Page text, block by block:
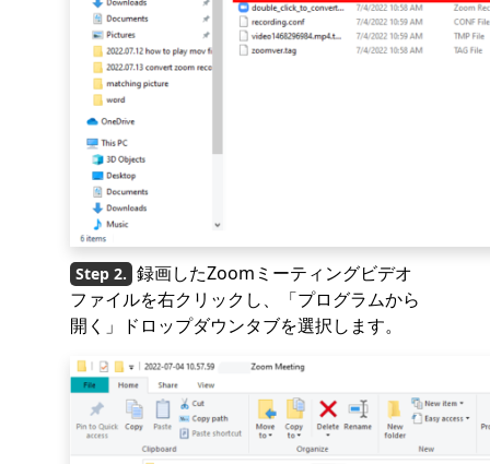
録画したZoomミーティングビデオ
ファイルを右クリックし、「プログラムから
開く」ドロップダウンタブを選択します。